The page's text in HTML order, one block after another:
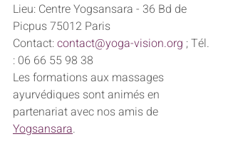
Lieu: Centre Yogsansara - 36 Bd de
Picpus 75012 Paris
Contact: contact@yoga-vision.org ; Tél.
: 06 66 55 98 38
Les formations aux massages
ayurvédiques sont animés en
partenariat avec nos amis de
Yogsansara.